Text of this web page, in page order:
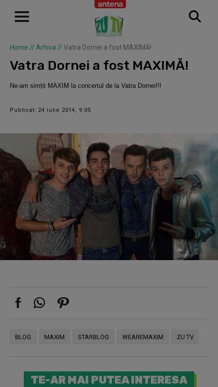
Home // Arhiva // Vatra Dornei a fost MAXIMĂ!
Vatra Dornei a fost MAXIMĂ!
Ne-am simțit MAXIM la concertul de la Vatra Dornei!!!
Publicat: 24 iulie 2014, 9:05
BLOG MAXIM STARBLOG WEAREMAXIM ZU TV
TE-AR MAI PUTEA INTERESA